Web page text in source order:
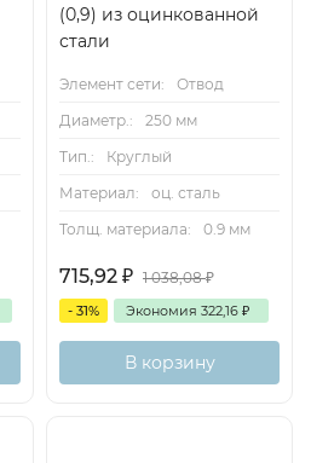
(0,9) из оцинкованной
стали
Элемент сети:
Отвод
Диаметр.:
250 мм
Тип.:
Круглый
Материал:
оц. сталь
Толщ. материала:
0.9 мм
715,92 ₽ 1 038,08₽
- 31% Экономия 322,16 ₽
В корзину